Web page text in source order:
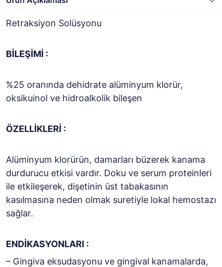
Retraksiyon Solüsyonu
BİLEŞİMİ :
%25 oranında dehidrate alüminyum klorür,
oksikuinol ve hidroalkolik bileşen
ÖZELLİKLERİ :
Alüminyum klorürün, damarları büzerek kanama
durdurucu etkisi vardır. Doku ve serum proteinleri
ile etkileşerek, dişetinin üst tabakasının
kasılmasına neden olmak suretiyle lokal hemostazı
sağlar.
ENDİKASYONLARI :
– Gingiva eksudasyonu ve gingival kanamalarda,